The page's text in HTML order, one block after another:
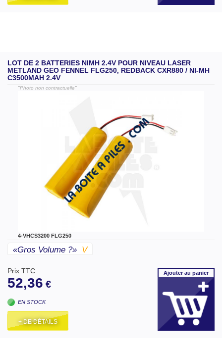
LOT DE 2 BATTERIES NIMH 2.4V POUR NIVEAU LASER
METLAND GEO FENNEL FLG250, REDBACK CXR880 / NI-MH
C3500MAH 2.4V
"Photo non contractuelle"
4-VHCS3200 FLG250
«gros Volume ?» V
Prix TTC
52,36 €
EN STOCK
+ DE DÉTAILS
Ajouterau panier